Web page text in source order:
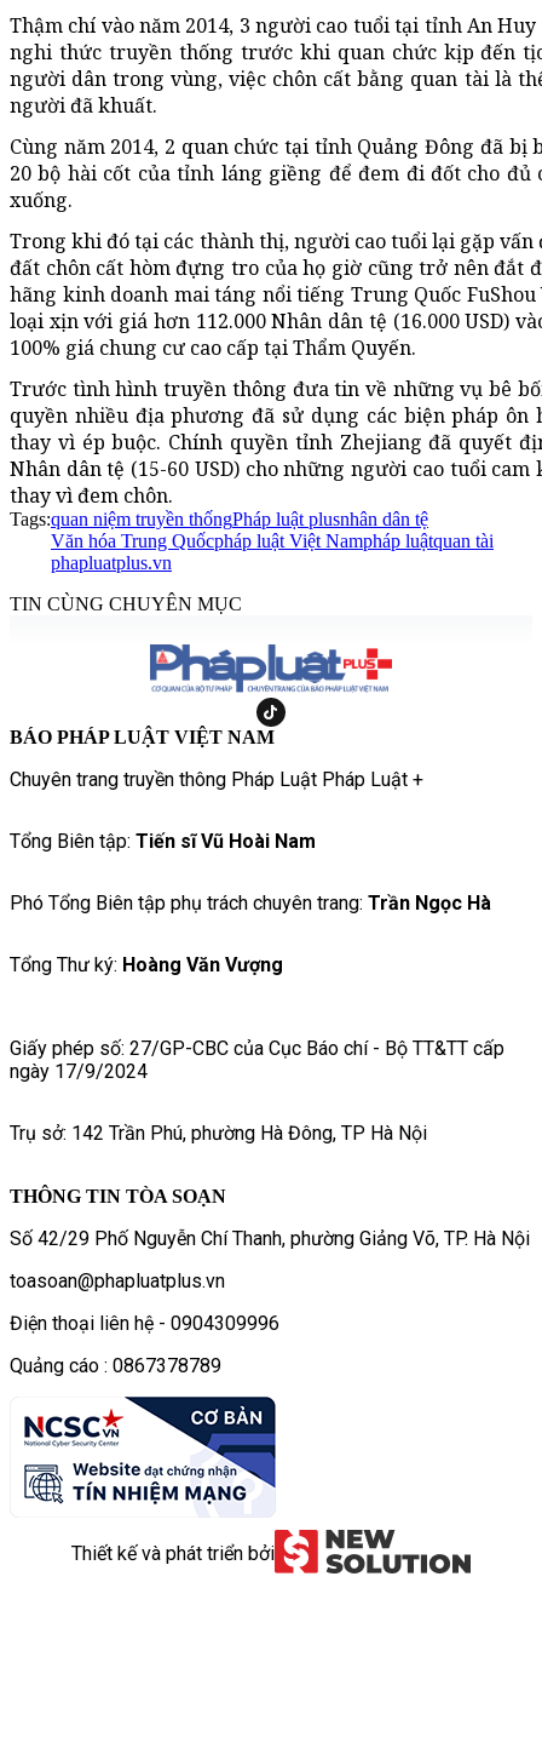
Thậm chí vào năm 2014, 3 người cao tuổi tại tỉnh An
nghi thức truyền thống trước khi quan chức kịp đến
người dân trong vùng, việc chôn cất bằng quan tài là
người đã khuất.
Cùng năm 2014, 2 quan chức tại tỉnh Quảng Đông đã
20 bộ hài cốt của tỉnh láng giềng để đem đi đốt cho
xuống.
Trong khi đó tại các thành thị, người cao tuổi lại gặp
đất chôn cất hòm đựng tro của họ giờ cũng trở nên đắt
hãng kinh doanh mai táng nổi tiếng Trung Quốc
loại xịn với giá hơn 112.000 Nhân dân tệ (16.000 USD)
100% giá chung cư cao cấp tại Thẩm Quyến.
Trước tình hình truyền thông đưa tin về những vụ bê
quyền nhiều địa phương đã sử dụng các biện pháp ôn
thay vì ép buộc. Chính quyền tỉnh Zhejiang đã quyết
Nhân dân tệ (15-60 USD) cho những người cao tuổi
thay vì đem chôn.
Tags:quan niệm truyền thốngPháp luật plusnhân dân tệ
Văn hóa Trung Quốcpháp luật Việt Nampháp luậtquan tài
phapluatplus.vn
TIN CÙNG CHUYÊN MỤC
BÁO PHÁP LUẬT VIỆT NAM
Chuyên trang truyền thông Pháp Luật Pháp Luật +
Tổng Biên tập: Tiến sĩ Vũ Hoài Nam
Phó Tổng Biên tập phụ trách chuyên trang: Trần Ngọc Hà
Tổng Thư ký: Hoàng Văn Vượng
Giấy phép số: 27/GP-CBC của Cục Báo chí - Bộ TT&TT cấp
ngày 17/9/2024
Trụ sở: 142 Trần Phú, phường Hà Đông, TP Hà Nội
THÔNG TIN TÒA SOẠN
Số 42/29 Phố Nguyễn Chí Thanh, phường Giảng Võ, TP. Hà Nội
toasoan@phapluatplus.vn
Điện thoại liên hệ - 0904309996
Quảng cáo : 0867378789
Thiết kế và phát triển bởi